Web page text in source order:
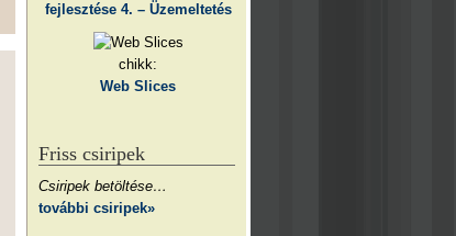
fejlesztése 4. – Üzemeltetés
chikk:
Web Slices
Friss csiripek
Csiripek betöltése…
további csiripek»